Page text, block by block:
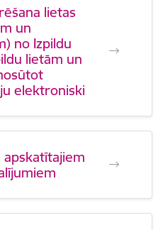
lietas
un
no Izpildu
lietām un
elektroniski